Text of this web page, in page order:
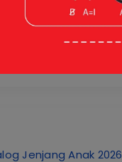
Jenjang Anak 2026